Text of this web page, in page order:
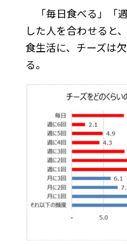
「毎日食べる」「
した人を合わせると
食生活に、チーズは
る。